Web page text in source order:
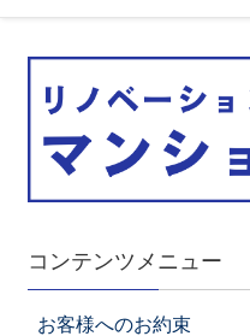
コンテンツメニュー
お客様へのお約束